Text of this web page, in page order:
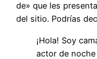
de» que les
del sitio. Podrías
¡Hola! Soy
actor de